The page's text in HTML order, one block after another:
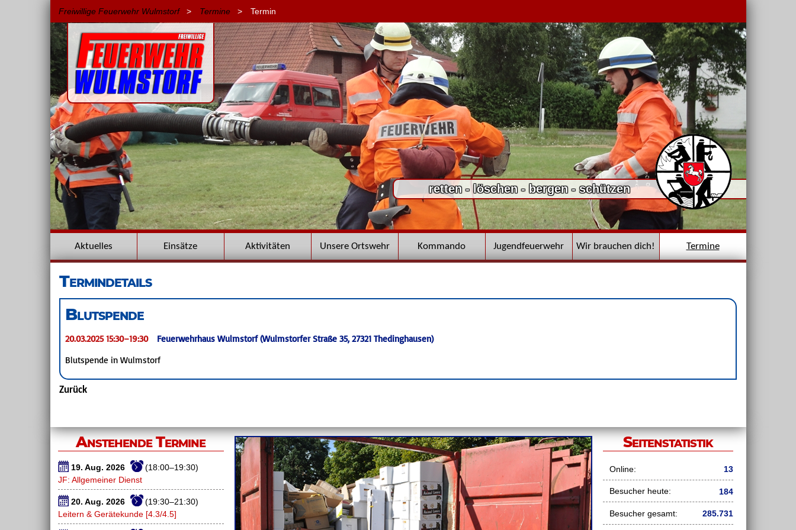
Freiwillige Feuerwehr Wulmstorf> Termine> Termin
retten - löschen - bergen - schützen
NavigationAktuelles Einsätze Aktivitäten Unsere Ortswehr Kommando Jugendfeuerwehr Wir brauchen dich! Termine
Termindetails
Blutspende
20.03.2025 15:30–19:30
Feuerwehrhaus Wulmstorf (Wulmstorfer Straße 35, 27321 Thedinghausen)
Blutspende in Wulmstorf
Zurück
Anstehende Termine
19. Aug. 2026
(18:00–19:30)
JF: Allgemeiner Dienst
20. Aug. 2026
(19:30–21:30)
Leitern & Gerätekunde [4.3/4.5]
Seitenstatistik
Online: 13
Besucher heute: 184
Besucher gesamt: 285.731